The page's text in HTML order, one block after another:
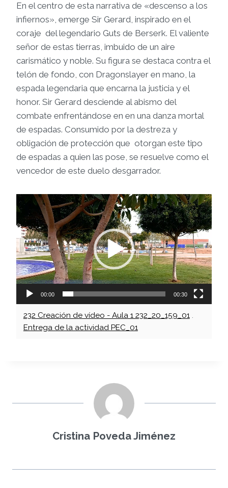
En el centro de esta narrativa de «descenso a los
infiernos», emerge Sir Gerard, inspirado en el
coraje del legendario Guts de Berserk. El valiente
señor de estas tierras, imbuido de un aire
carismático y noble. Su figura se destaca contra el
telón de fondo, con Dragonslayer en mano, la
espada legendaria que encarna la justicia y el
honor. Sir Gerard desciende al abismo del
combate enfrentándose en en una danza mortal
de espadas. Consumido por la destreza y
obligación de protección que otorgan este tipo
de espadas a quien las pose, se resuelve como el
vencedor de este duelo desgarrador.
R
e
p
r
o
d
u
d
00:00 00:30
232 Creación de vídeo - Aula 1 232_20_159_01 .
Entrega de la actividad PEC_01
Cristina Poveda Jiménez